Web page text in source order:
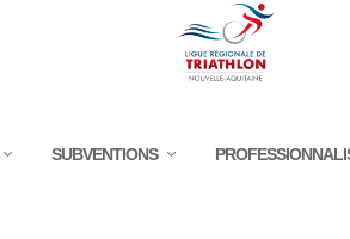
SUBVENTIONS